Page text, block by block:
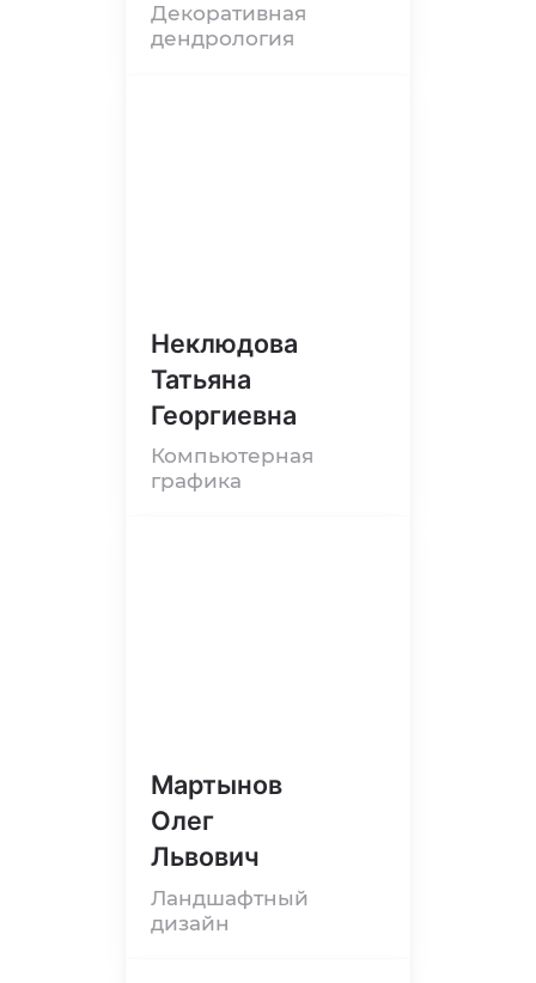
Декоративная
дендрология
Неклюдова
Татьяна
Георгиевна
Компьютерная
графика
Мартынов
Олег
Львович
Ландшафтный
дизайн